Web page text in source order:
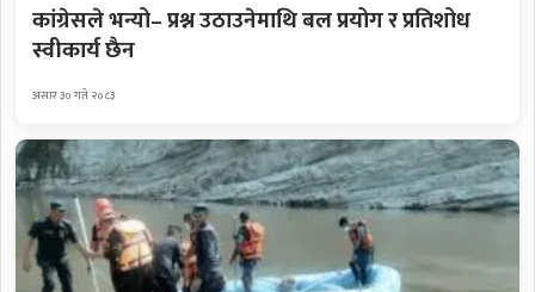
कांग्रेसले भन्यो– प्रश्न उठाउनेमाथि बल प्रयोग र प्रतिशोध
स्वीकार्य छैन
असार ३० गते २०८३